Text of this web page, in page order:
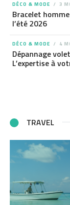
DÉCO & MODE 3
Bracelet
l’été 2026
DÉCO & MODE 4
Dépannage
L’expertise à
TRAVEL